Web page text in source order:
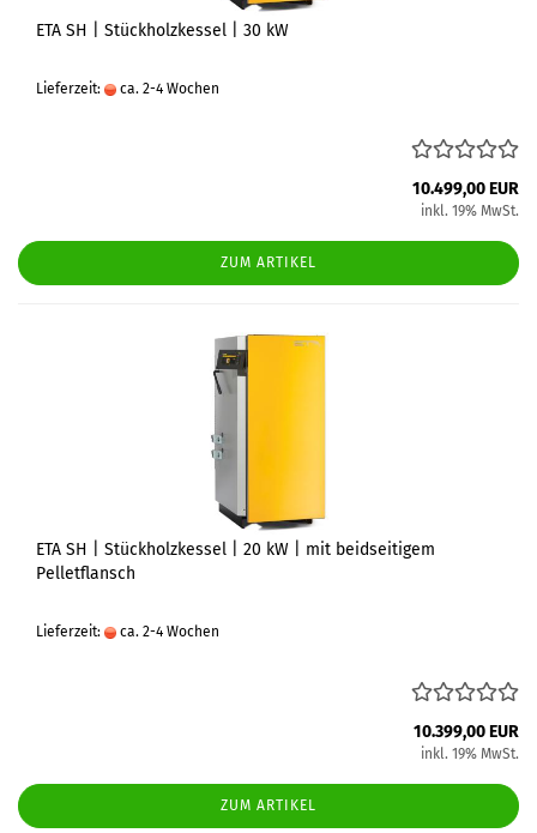
ETA SH | Stückholzkessel | 30 kW
Lieferzeit: ca. 2-4 Wochen
10.499,00 EUR
inkl. 19% MwSt.
ZUM ARTIKEL
ETA SH | Stückholzkessel | 20 kW | mit beidseitigem
Pelletflansch
Lieferzeit: ca. 2-4 Wochen
10.399,00 EUR
inkl. 19% MwSt.
ZUM ARTIKEL